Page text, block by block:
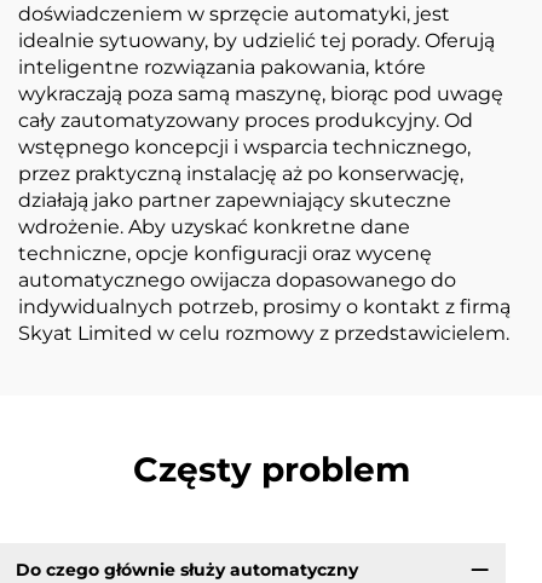
doświadczeniem w sprzęcie automatyki, jest
idealnie sytuowany, by udzielić tej porady. Oferują
inteligentne rozwiązania pakowania, które
wykraczają poza samą maszynę, biorąc pod uwagę
cały zautomatyzowany proces produkcyjny. Od
wstępnego koncepcji i wsparcia technicznego,
przez praktyczną instalację aż po konserwację,
działają jako partner zapewniający skuteczne
wdrożenie. Aby uzyskać konkretne dane
techniczne, opcje konfiguracji oraz wycenę
automatycznego owijacza dopasowanego do
indywidualnych potrzeb, prosimy o kontakt z firmą
Skyat Limited w celu rozmowy z przedstawicielem.
Częsty problem
Do czego głównie służy automatyczny